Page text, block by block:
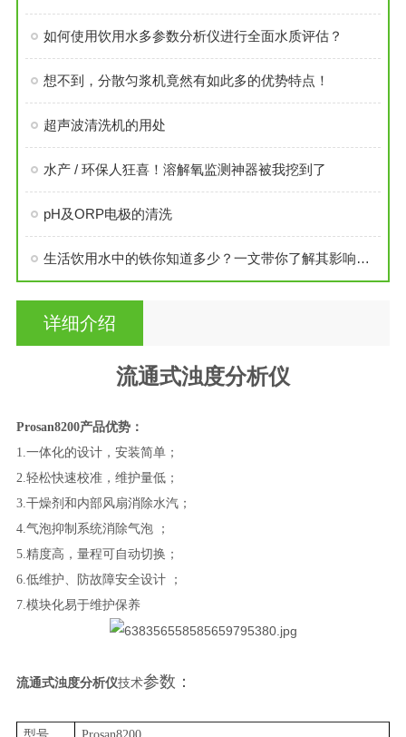
如何使用饮用水多参数分析仪进行全面水质评估？
想不到，分散匀浆机竟然有如此多的优势特点！
超声波清洗机的用处
水产 / 环保人狂喜！溶解氧监测神器被我挖到了
pH及ORP电极的清洗
生活饮用水中的铁你知道多少？一文带你了解其影响及检测方法
详细介绍
流通式浊度分析仪
Prosan8200产品优势：
1.一体化的设计，安装简单；
2.轻松快速校准，维护量低；
3.干燥剂和内部风扇消除水汽；
4.气泡抑制系统消除气泡 ；
5.精度高，量程可自动切换；
6.低维护、防故障安全设计 ；
7. 模块化易于维护保养
流通式浊度分析仪技术参数：